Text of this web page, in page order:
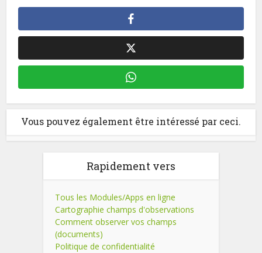
Vous pouvez également être intéressé par ceci.
Rapidement vers
Tous les Modules/Apps en ligne
Cartographie champs d'observations
Comment observer vos champs
(documents)
Politique de confidentialité